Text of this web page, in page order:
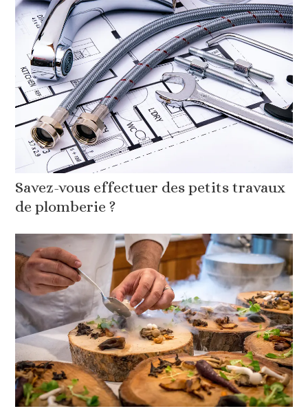
Savez-vous effectuer des petits travaux
de plomberie ?